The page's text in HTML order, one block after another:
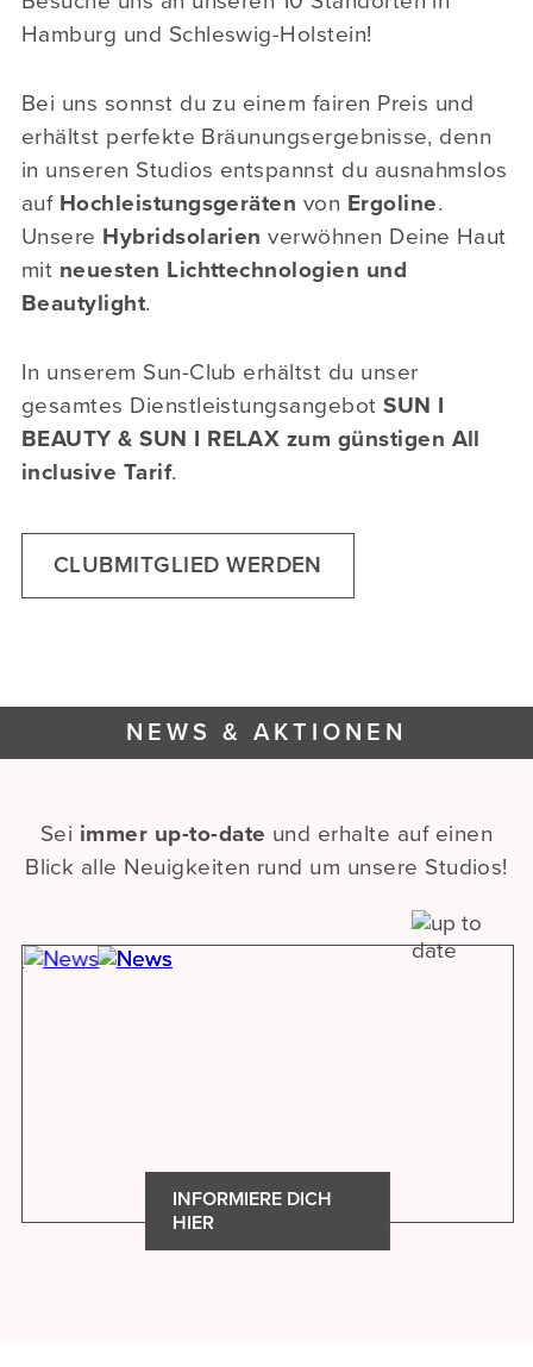
Hamburg und Schleswig-Holstein!
Bei uns sonnst du zu einem fairen Preis und
erhältst perfekte Bräunungsergebnisse, denn
in unseren Studios entspannst du ausnahmslos
auf Hochleistungsgeräten von Ergoline.
Unsere Hybridsolarien verwöhnen Deine Haut
mit neuesten Lichttechnologien und
Beautylight.
In unserem Sun-Club erhältst du unser
gesamtes DienstleistungsangebotSUN I
BEAUTY & SUN I RELAX zum günstigen All
inclusive Tarif.
CLUBMITGLIED WERDEN
NEWS & AKTIONEN
Sei immer up-to-date und erhalte auf einen
Blick alle Neuigkeiten rund um unsere Studios!
INFORMIERE DICH
HIER